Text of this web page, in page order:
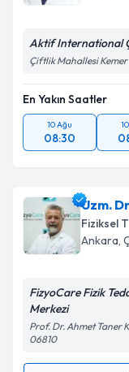
Aktif International
Çiftlik Mahallesi Kemer
En Yakın Saatler
10 Ağu
08:30
Uzm.
Fiziksel
Ankara,
FizyoCare Fizik
Merkezi
Prof. Dr. Ahmet Taner
06810